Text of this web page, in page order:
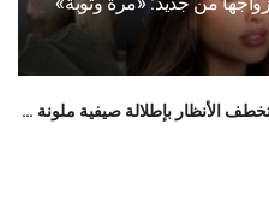
تخطف الأنظار بإطلالة صيفية ملونة …